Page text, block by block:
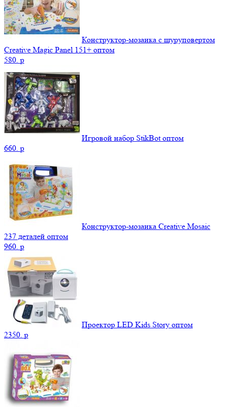
Конструктор-мозаика с шуруповертом
Creative Magic Panel 151+ оптом
580. p
Игровой набор StikBot оптом
660. p
Конструктор-мозаика Creative Mosaic
237 деталей оптом
960. p
Проектор LED Kids Story оптом
2350. p